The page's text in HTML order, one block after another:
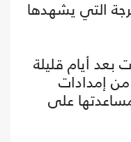
التي يشهدها
بعد أيام قليلة
إمدادات
على